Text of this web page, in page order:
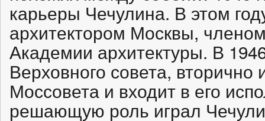
карьеры Чечулина. В этом
архитектором Москвы,
Академии архитектуры. В
Верховного совета, вторично
Моссовета и входит в его
решающую роль играл